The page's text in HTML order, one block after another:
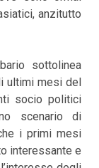
anzitutto
sottolinea
ultimi mesi del
socio politici
scenario di
i primi mesi
interessante e